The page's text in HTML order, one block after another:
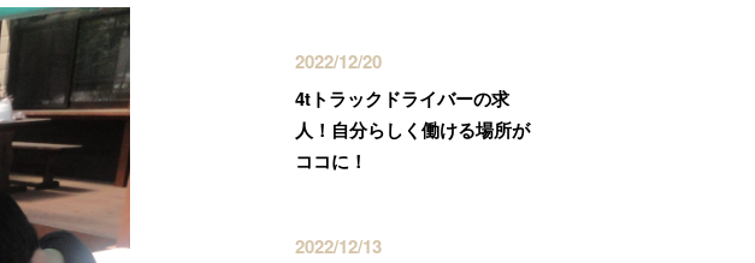
2022/12/20
4tトラックドライバーの求
人！自分らしく働ける場所が
ココに！
2022/12/13